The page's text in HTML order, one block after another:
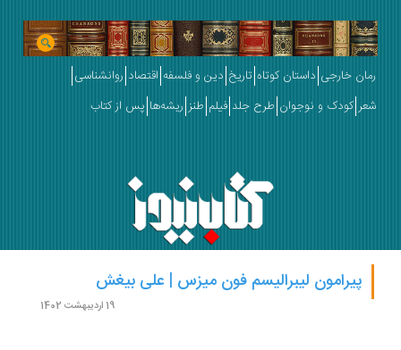
خارجی داستان کوتاه تاریخ دین و فلسفه اقتصاد روانشناسی
کودک و نوجوان طرح جلد فیلم طنز ریشه‌ها پس از کتاب
پیرامون لیبرالیسم فون میزس | علی بیغش